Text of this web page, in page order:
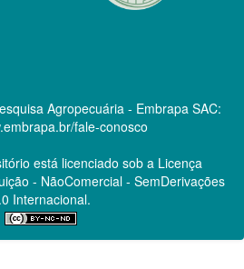
Agropecuária - Embrapa SAC:
fale-conosco
está licenciado sob a Licença
- NãoComercial - SemDerivações
Internacional.